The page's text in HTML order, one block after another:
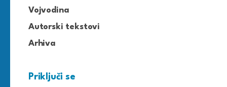
Vojvodina
Autorski tekstovi
Arhiva
Priključi se